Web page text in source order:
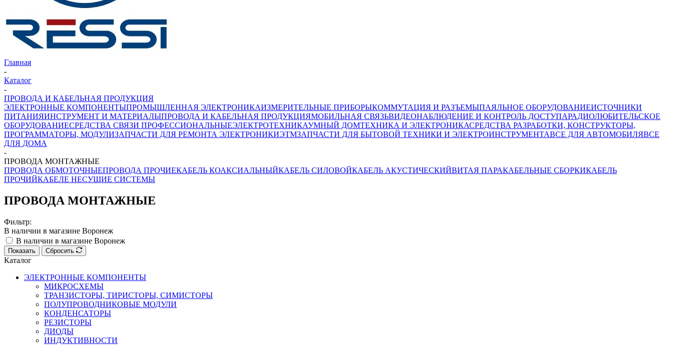
Главная
-
Каталог
-
ПРОВОДА И КАБЕЛЬНАЯ ПРОДУКЦИЯ
ЭЛЕКТРОННЫЕ КОМПОНЕНТЫПРОМЫШЛЕННАЯ ЭЛЕКТРОНИКАИЗМЕРИТЕЛЬНЫЕ ПРИБОРЫКОММУТАЦИЯ И РАЗЪЕМЫПАЯЛЬНОЕ ОБОРУДОВАНИЕИСТОЧНИКИ
ПИТАНИЯИНСТРУМЕНТ И МАТЕРИАЛЫПРОВОДА И КАБЕЛЬНАЯ ПРОДУКЦИЯМОБИЛЬНАЯ СВЯЗЬВИДЕОНАБЛЮДЕНИЕ И КОНТРОЛЬ ДОСТУПАРАДИОЛЮБИТЕЛЬСКОЕ
ОБОРУДОВАНИЕСРЕДСТВА СВЯЗИ ПРОФЕССИОНАЛЬНЫЕЭЛЕКТРОТЕХНИКАУМНЫЙ ДОМТЕХНИКА И ЭЛЕКТРОНИКАСРЕДСТВА РАЗРАБОТКИ, КОНСТРУКТОРЫ,
ПРОГРАММАТОРЫ, МОДУЛИЗАПЧАСТИ ДЛЯ РЕМОНТА ЭЛЕКТРОНИКИЭТМЗАПЧАСТИ ДЛЯ БЫТОВОЙ ТЕХНИКИ И ЭЛЕКТРОИНСТРУМЕНТАВСЕ ДЛЯ АВТОМОБИЛЯВСЕ
ДЛЯ ДОМА
-
ПРОВОДА МОНТАЖНЫЕ
ПРОВОДА ОБМОТОЧНЫЕПРОВОДА ПРОЧИЕКАБЕЛЬ КОАКСИАЛЬНЫЙКАБЕЛЬ СИЛОВОЙКАБЕЛЬ АКУСТИЧЕСКИЙВИТАЯ ПАРАКАБЕЛЬНЫЕ СБОРКИКАБЕЛЬ
ПРОЧИЙКАБЕЛЕ НЕСУЩИЕ СИСТЕМЫ
ПРОВОДА МОНТАЖНЫЕ
Фильтр:
В наличии в магазине Воронеж
В наличии в магазине Воронеж
Показать Сбросить
Каталог
ЭЛЕКТРОННЫЕ КОМПОНЕНТЫ
МИКРОСХЕМЫ
ТРАНЗИСТОРЫ, ТИРИСТОРЫ, СИМИСТОРЫ
ПОЛУПРОВОДНИКОВЫЕ МОДУЛИ
КОНДЕНСАТОРЫ
РЕЗИСТОРЫ
ДИОДЫ
ИНДУКТИВНОСТИ